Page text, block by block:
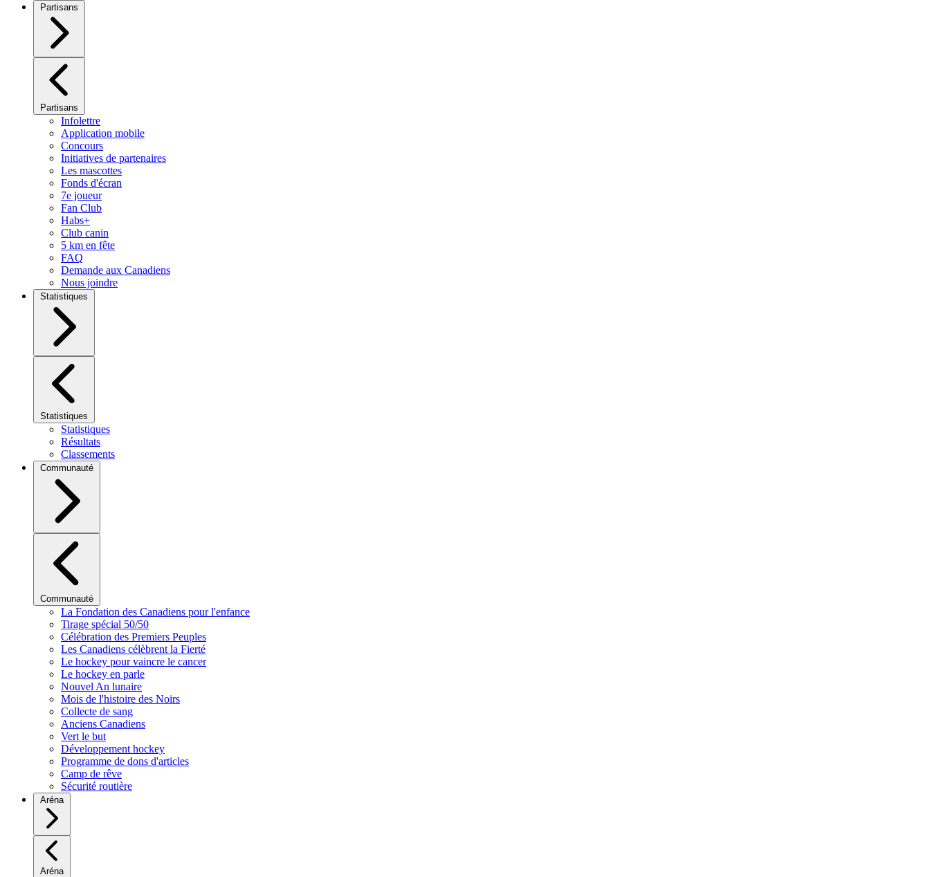
Partisans
Partisans
Infolettre
Application mobile
Concours
Initiatives de partenaires
Les mascottes
Fonds d'écran
7e joueur
Fan Club
Habs+
Club canin
5 km en fête
FAQ
Demande aux Canadiens
Nous joindre
Statistiques
Statistiques
Statistiques
Résultats
Classements
Communauté
Communauté
La Fondation des Canadiens pour l'enfance
Tirage spécial 50/50
Célébration des Premiers Peuples
Les Canadiens célèbrent la Fierté
Le hockey pour vaincre le cancer
Le hockey en parle
Nouvel An lunaire
Mois de l'histoire des Noirs
Collecte de sang
Anciens Canadiens
Vert le but
Développement hockey
Programme de dons d'articles
Camp de rêve
Sécurité routière
Aréna
Aréna